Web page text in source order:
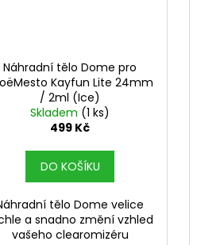
Náhradní tělo Dome pro
Kayfun Lite 24mm
/ 2ml (Ice)
Skladem (1 ks)
499 Kč
DO KOŠÍKU
tělo Dome velice
a snadno změní vzhled
vašeho clearomizéru